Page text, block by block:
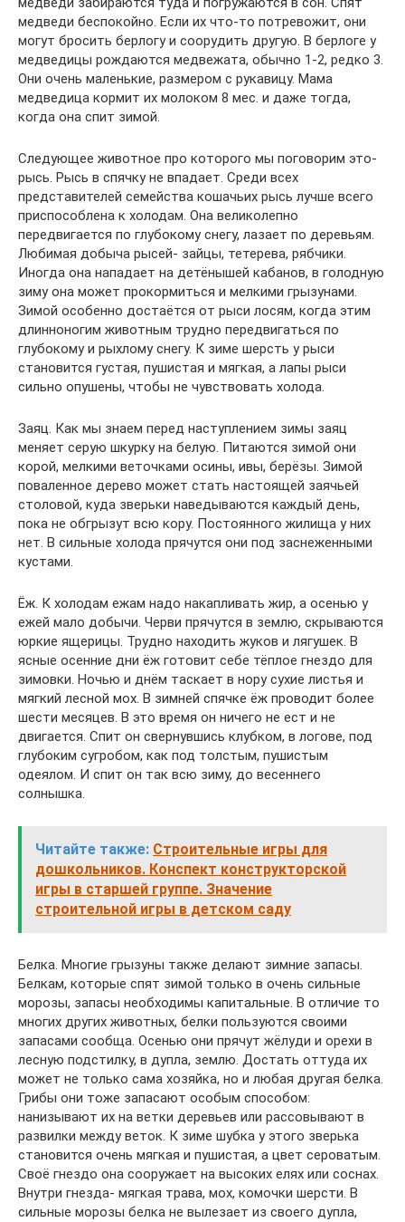
медведи беспокойно. Если их что-то потревожит, они
могут бросить берлогу и соорудить другую. В берлоге у
медведицы рождаются медвежата, обычно 1-2, редко 3.
Они очень маленькие, размером с рукавицу. Мама
медведица кормит их молоком 8 мес. и даже тогда,
когда она спит зимой.
Следующее животное про которого мы поговорим это-
рысь. Рысь в спячку не впадает. Среди всех
представителей семейства кошачьих рысь лучше всего
приспособлена к холодам. Она великолепно
передвигается по глубокому снегу, лазает по деревьям.
Любимая добыча рысей- зайцы, тетерева, рябчики.
Иногда она нападает на детёнышей кабанов, в голодную
зиму она может прокормиться и мелкими грызунами.
Зимой особенно достаётся от рыси лосям, когда этим
длинноногим животным трудно передвигаться по
глубокому и рыхлому снегу. К зиме шерсть у рыси
становится густая, пушистая и мягкая, а лапы рыси
сильно опушены, чтобы не чувствовать холода.
Заяц. Как мы знаем перед наступлением зимы заяц
меняет серую шкурку на белую. Питаются зимой они
корой, мелкими веточками осины, ивы, берёзы. Зимой
поваленное дерево может стать настоящей заячьей
столовой, куда зверьки наведываются каждый день,
пока не обгрызут всю кору. Постоянного жилища у них
нет. В сильные холода прячутся они под заснеженными
кустами.
Ёж. К холодам ежам надо накапливать жир, а осенью у
ежей мало добычи. Черви прячутся в землю, скрываются
юркие ящерицы. Трудно находить жуков и лягушек. В
ясные осенние дни ёж готовит себе тёплое гнездо для
зимовки. Ночью и днём таскает в нору сухие листья и
мягкий лесной мох. В зимней спячке ёж проводит более
шести месяцев. В это время он ничего не ест и не
двигается. Спит он свернувшись клубком, в логове, под
глубоким сугробом, как под толстым, пушистым
одеялом. И спит он так всю зиму, до весеннего
солнышка.
Читайте также: Строительные игры для
дошкольников. Конспект конструкторской
игры в старшей группе. Значение
строительной игры в детском саду
Белка. Многие грызуны также делают зимние запасы.
Белкам, которые спят зимой только в очень сильные
морозы, запасы необходимы капитальные. В отличие то
многих других животных, белки пользуются своими
запасами сообща. Осенью они прячут жёлуди и орехи в
лесную подстилку, в дупла, землю. Достать оттуда их
может не только сама хозяйка, но и любая другая белка.
Грибы они тоже запасают особым способом:
нанизывают их на ветки деревьев или рассовывают в
развилки между веток. К зиме шубка у этого зверька
становится очень мягкая и пушистая, а цвет сероватым.
Своё гнездо она сооружает на высоких елях или соснах.
Внутри гнезда- мягкая трава, мох, комочки шерсти. В
сильные морозы белка не вылезает из своего дупла,